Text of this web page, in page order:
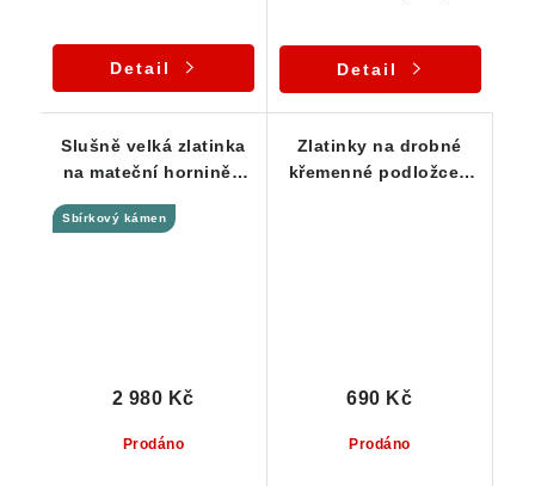
Detail Detail
Slušně velká zlatinka
na mateční hornině -
Sbírkový kámen
Prodáno
2 980 Kč
Zlatinky na drobné
křemenné podložce -
Prodáno
690 Kč